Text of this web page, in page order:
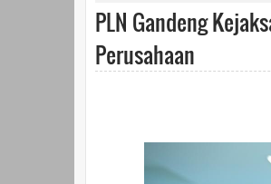
PLN Gandeng
Perusahaan